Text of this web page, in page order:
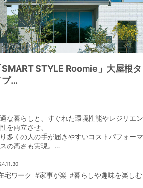
SMART STYLE Roomie」大屋根タ
プ
な暮らしと、すぐれた環境性能やレジリエン
を両立させ、
多くの人の手が届きやすいコストパフォーマ
の高さも実現。
」。
宅ワーク #家事が楽 #暮らしや趣味を楽しむ